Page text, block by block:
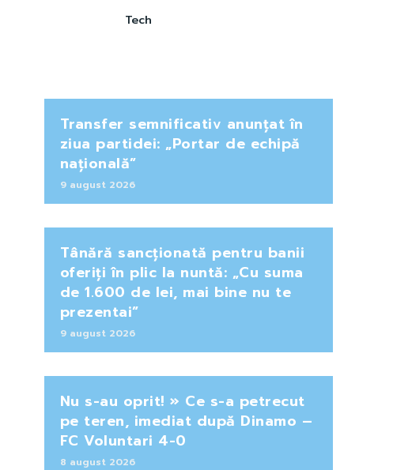
Tech
Transfer semnificativ anunțat în
ziua partidei: „Portar de echipă
națională”
9 august 2026
Tânără sancționată pentru banii
oferiți în plic la nuntă: „Cu suma
de 1.600 de lei, mai bine nu te
prezentai”
9 august 2026
Nu s-au oprit! » Ce s-a petrecut
pe teren, imediat după Dinamo –
FC Voluntari 4-0
8 august 2026